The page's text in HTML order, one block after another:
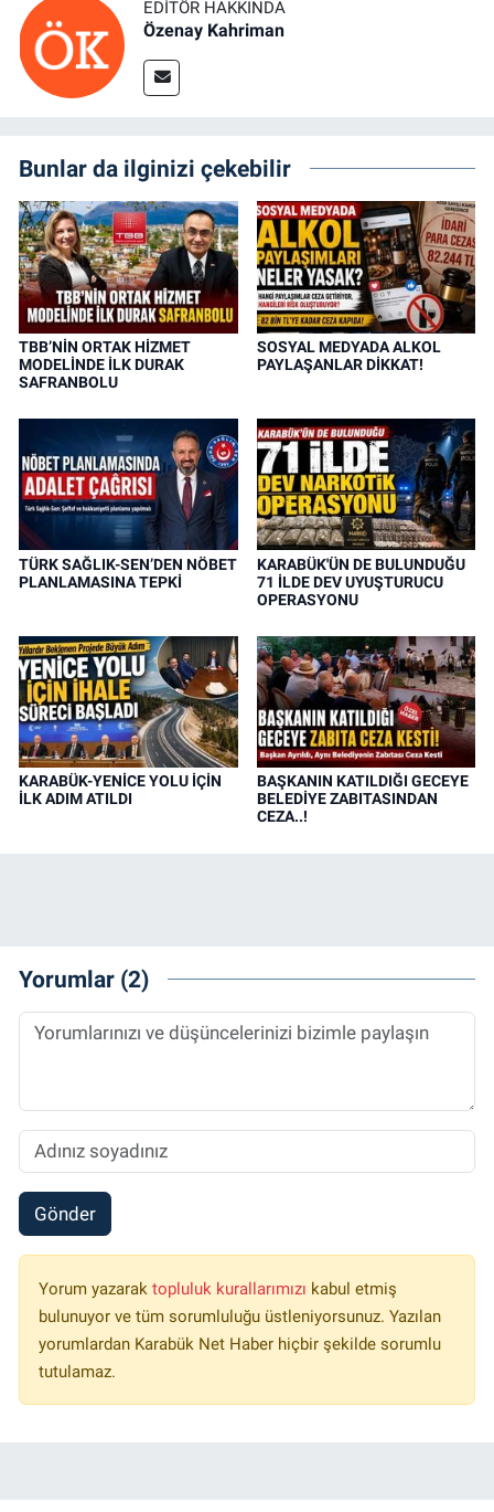
EDITÖR HAKKINDA
Özenay Kahriman
Bunlar da ilginizi çekebilir
TBB’NİN ORTAK HİZMET
MODELİNDE İLK DURAK
SAFRANBOLU
SOSYAL MEDYADA ALKOL
PAYLAŞANLAR DİKKAT!
TÜRK SAĞLIK-SEN’DEN NÖBET
PLANLAMASINA TEPKİ
KARABÜK'ÜN DE BULUNDUĞU
71 İLDE DEV UYUŞTURUCU
OPERASYONU
KARABÜK-YENİCE YOLU İÇİN
İLK ADIM ATILDI
BAŞKANIN KATILDIĞI GECEYE
BELEDİYE ZABITASINDAN
CEZA..!
Yorumlar (2)
Gönder
Yorum yazarak topluluk kurallarımızı kabul etmiş
bulunuyor ve tüm sorumluluğu üstleniyorsunuz. Yazılan
yorumlardan Karabük Net Haber hiçbir şekilde sorumlu
tutulamaz.